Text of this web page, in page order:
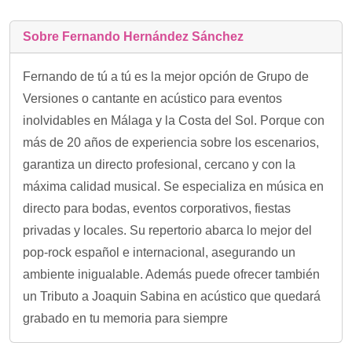
Sobre Fernando Hernández Sánchez
Fernando de tú a tú es la mejor opción de Grupo de
Versiones o cantante en acústico para eventos
inolvidables en Málaga y la Costa del Sol. Porque con
más de 20 años de experiencia sobre los escenarios,
garantiza un directo profesional, cercano y con la
máxima calidad musical. Se especializa en música en
directo para bodas, eventos corporativos, fiestas
privadas y locales. Su repertorio abarca lo mejor del
pop-rock español e internacional, asegurando un
ambiente inigualable. Además puede ofrecer también
un Tributo a Joaquin Sabina en acústico que quedará
grabado en tu memoria para siempre